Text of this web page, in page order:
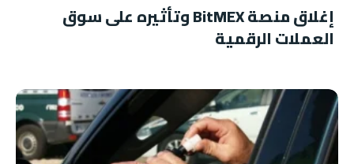
إغلاق منصة BitMEX وتأثيره على سوق
العملات الرقمية